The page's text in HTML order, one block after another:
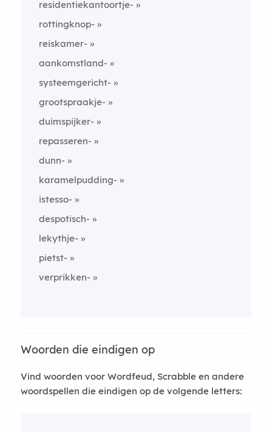
residentiekantoortje-
rottingknop-
reiskamer-
aankomstland-
systeemgericht-
grootspraakje-
duimspijker-
repasseren-
dunn-
karamelpudding-
istesso-
despotisch-
lekythje-
pietst-
verprikken-
Woorden die eindigen op
Vind woorden voor Wordfeud, Scrabble en andere
woordspellen die eindigen op de volgende letters: